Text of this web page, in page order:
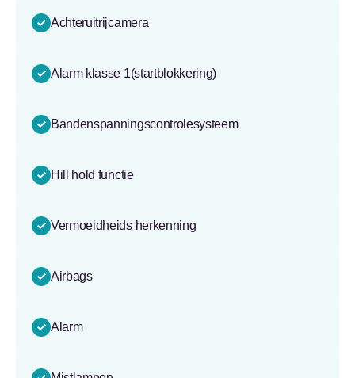
Achteruitrijcamera
Alarm klasse 1(startblokkering)
Bandenspanningscontrolesysteem
Hill hold functie
Vermoeidheids herkenning
Airbags
Alarm